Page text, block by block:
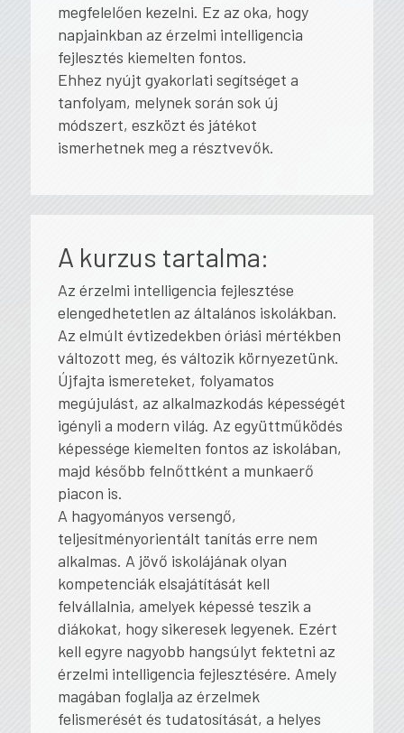
megfelelően kezelni. Ez az oka, hogy
napjainkban az érzelmi intelligencia
fejlesztés kiemelten fontos.
Ehhez nyújt gyakorlati segítséget a
tanfolyam, melynek során sok új
módszert, eszközt és játékot
ismerhetnek meg a résztvevők.
A kurzus tartalma:
Az érzelmi intelligencia fejlesztése
elengedhetetlen az általános iskolákban.
Az elmúlt évtizedekben óriási mértékben
változott meg, és változik környezetünk.
Újfajta ismereteket, folyamatos
megújulást, az alkalmazkodás képességét
igényli a modern világ. Az együttműködés
képessége kiemelten fontos az iskolában,
majd később felnőttként a munkaerő
piacon is.
A hagyományos versengő,
teljesítményorientált tanítás erre nem
alkalmas. A jövő iskolájának olyan
kompetenciák elsajátítását kell
felvállalnia, amelyek képessé teszik a
diákokat, hogy sikeresek legyenek. Ezért
kell egyre nagyobb hangsúlyt fektetni az
érzelmi intelligencia fejlesztésére. Amely
magában foglalja az érzelmek
felismerését és tudatosítását, a helyes